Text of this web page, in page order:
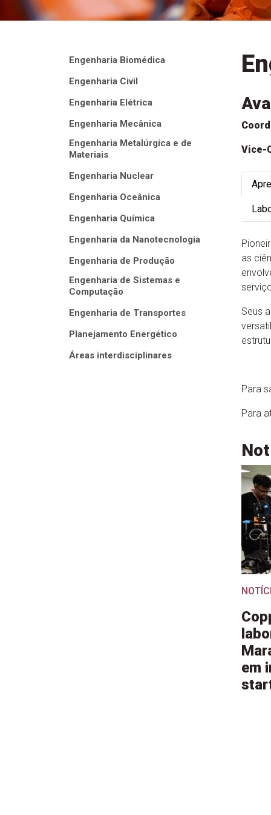
Engenharia Biomédica
Engenharia Civil
Engenharia Elétrica
Engenharia Mecânica
Engenharia Metalúrgica e de
Materiais
Engenharia Nuclear
Engenharia Oceânica
Engenharia Química
Engenharia da Nanotecnologia
Engenharia de Produção
Engenharia de Sistemas e
Computação
Engenharia de Transportes
Planejamento Energético
Áreas interdisciplinares
Vice-
as
Seus
Para
Para
em